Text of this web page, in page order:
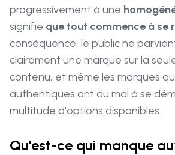
progressivement à une
signifie que tout commence à se
conséquence, le public ne
clairement une marque sur la
contenu, et même les marques
authentiques ont du mal à se
multitude d'options disponibles.
Qu'est-ce qui manque